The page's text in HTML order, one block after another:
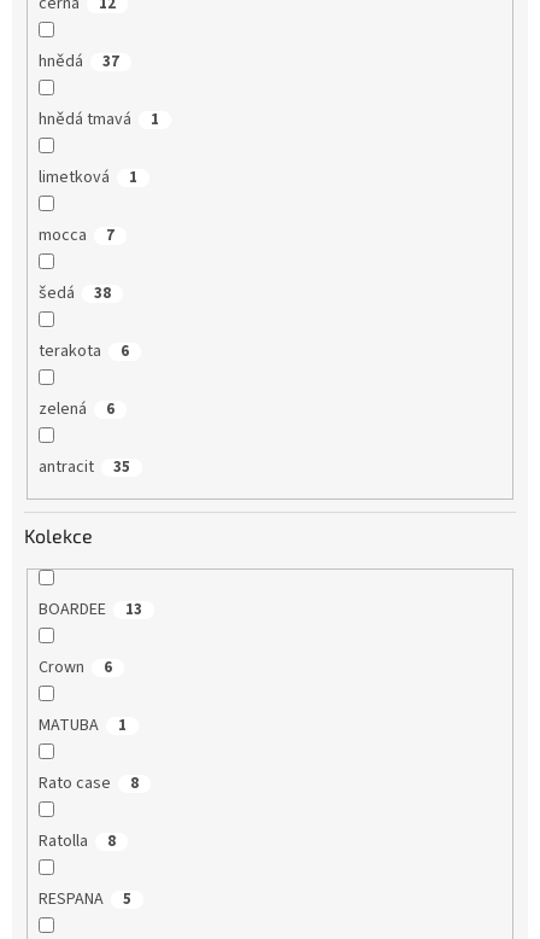
hnědá 37
hnědá tmavá 1
limetková 1
mocca 7
šedá 38
terakota 6
zelená 6
antracit 35
Kolekce
BOARDEE 13
Crown 6
MATUBA 1
Rato case 8
Ratolla 8
RESPANA 5